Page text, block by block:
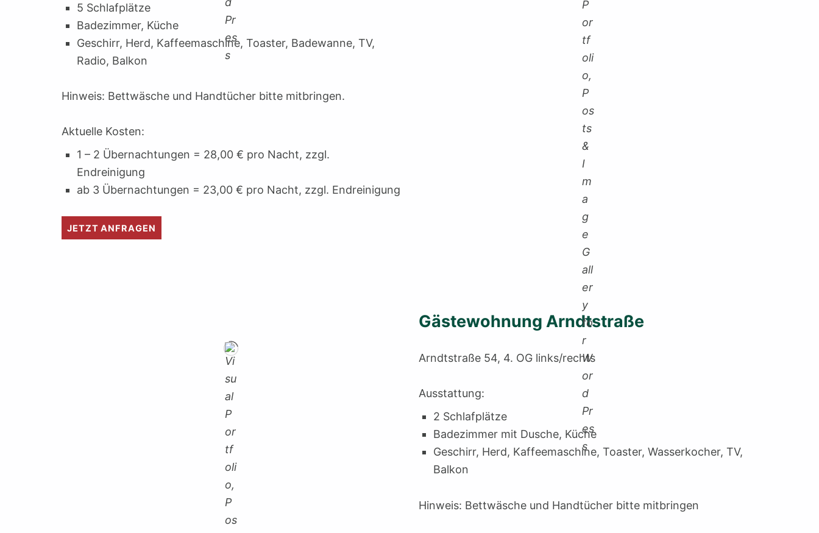
5 Schlafplätze
Badezimmer, Küche
Geschirr, Herd, Kaffeemaschine, Toaster, Badewanne, TV,
Radio, Balkon
Hinweis: Bettwäsche und Handtücher bitte mitbringen.
Aktuelle Kosten:
1 – 2 Übernachtungen = 28,00 € pro Nacht, zzgl.
Endreinigung
ab 3 Übernachtungen = 23,00 € pro Nacht, zzgl. Endreinigung
JETZT ANFRAGEN
Gästewohnung Arndtstraße
Arndtstraße 54, 4. OG links/rechts
Ausstattung:
2 Schlafplätze
Badezimmer mit Dusche, Küche
Geschirr, Herd, Kaffeemaschine, Toaster, Wasserkocher, TV,
Balkon
Hinweis: Bettwäsche und Handtücher bitte mitbringen